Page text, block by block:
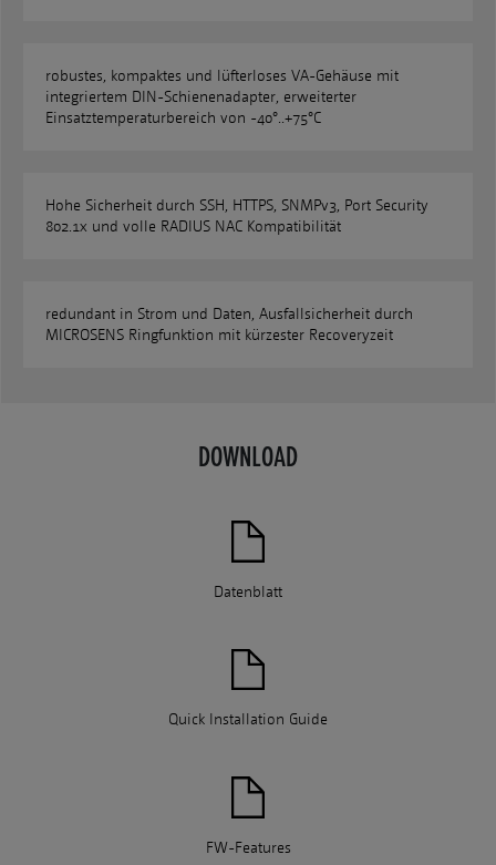
robustes, kompaktes und lüfterloses VA-Gehäuse mit
integriertem DIN-Schienenadapter, erweiterter
Einsatztemperaturbereich von -40°..+75°C
Hohe Sicherheit durch SSH, HTTPS, SNMPv3, Port Security
802.1x und volle RADIUS NAC Kompatibilität
redundant in Strom und Daten, Ausfallsicherheit durch
MICROSENS Ringfunktion mit kürzester Recoveryzeit
DOWNLOAD
Datenblatt
Quick Installation Guide
FW-Features